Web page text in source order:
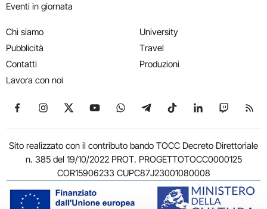
Eventi in giornata
Chi siamo
Pubblicità
Contatti
Lavora con noi
University
Travel
Produzioni
Seguici su Facebook
Seguici su Instagram
Seguici su X
Seguici su YouTube
Seguici su WhatsApp
Seguici su Telegram
Seguici su TikTok
Seguici su
Seguici
Sito realizzato con il contributo bando TOCC Decreto Direttoriale
n. 385 del 19/10/2022 PROT. PROGETTOTOCC0000125
COR15906233 CUPC87J23001080008